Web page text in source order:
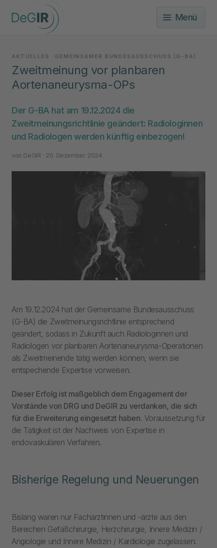
Menü
AKTUELLES GEMEINSAMER BUNDESAUSSCHUSS (G-BA)
Zweitmeinung vor planbaren
Aortenaneurysma-OPs
Der G-BA hat am 19.12.2024 die
Zweitmeinungsrichtlinie geändert: Radiologinnen
und Radiologen werden künftig einbezogen!
von DeGIR · 20. Dezember 2024
Am 19.12.2024 hat der Gemeinsame Bundesausschuss
(G-BA) die Zweitmeinungsrichtlinie entsprechend
geändert, sodass in Zukunft auch Radiologinnen und
Radiologen vor planbaren Aortenaneurysma-Operationen
als Zweitmeinende tätig werden können, wenn sie
entspechende Expertise vorweisen.
Dieser Erfolg ist maßgeblich dem Engagement der
Vorstände von DRG und DeGIR zu verdanken, die sich
für die Erweiterung eingesetzt haben. Voraussetzung für
die Tätigkeit ist der Nachweis von Expertise in
endovaskulären Verfahren.
Bisherige Regelung und Neuerungen
Bislang waren nur Fachärztinnen und -ärzte aus den
Bereichen Gefäßchirurgie, Herzchirurgie, Innere Medizin /
Angiologie und Innere Medizin / Kardiologie zugelassen.